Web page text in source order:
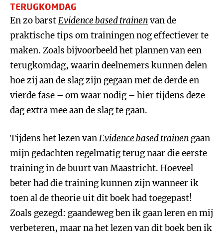
TERUGKOMDAG
En zo barstEvidence based trainenvan de
praktische tips om trainingen nog effectiever te
maken. Zoals bijvoorbeeld het plannen van een
terugkomdag, waarin deelnemers kunnen delen
hoe zij aan de slag zijn gegaan met de derde en
vierde fase – om waar nodig – hier tijdens deze
dag extra mee aan de slag te gaan.
Tijdens het lezen vanEvidence based trainen gaan
mijn gedachten regelmatig terug naar die eerste
training in de buurt van Maastricht. Hoeveel
beter had die training kunnen zijn wanneer ik
toen al de theorie uit dit boek had toegepast!
Zoals gezegd: gaandeweg ben ik gaan leren en mij
verbeteren, maar na het lezen van dit boek ben ik